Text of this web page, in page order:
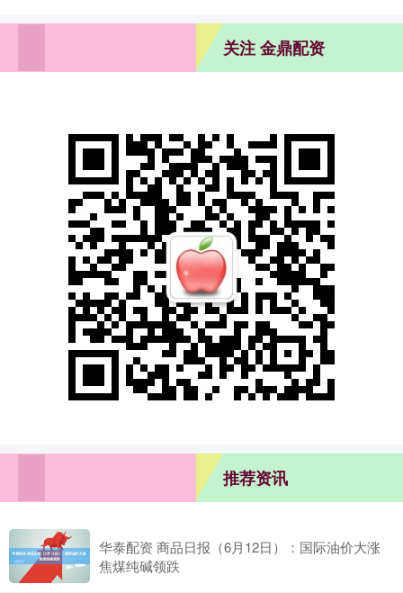
关注 金鼎配资
推荐资讯
华泰配资 商品日报（6月12日）：国际油价大涨
焦煤纯碱领跌